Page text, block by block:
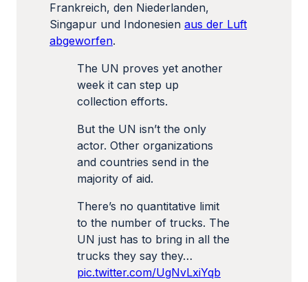
Frankreich, den Niederlanden,
Singapur und Indonesien aus der Luft
abgeworfen.
The UN proves yet another
week it can step up
collection efforts.
But the UN isn’t the only
actor. Other organizations
and countries send in the
majority of aid.
There’s no quantitative limit
to the number of trucks. The
UN just has to bring in all the
trucks they say they…
pic.twitter.com/UgNvLxiYqb